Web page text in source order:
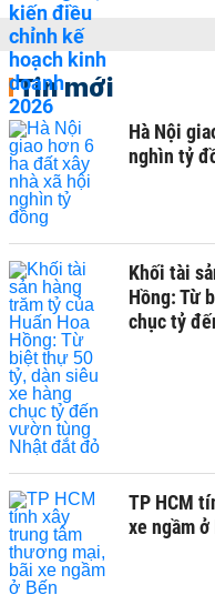
Tin mới
Hà Nội
nghìn tỷ
Khối tài
Hồng: Từ
chục tỷ
TP HCM
xe ngầm ở